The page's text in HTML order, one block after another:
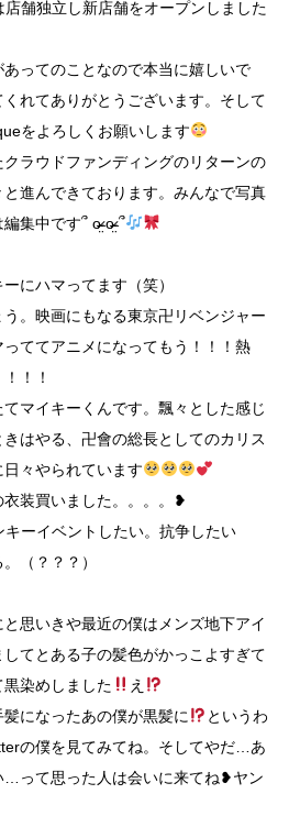
舗独立し新店舗をオープンしました
ってのことなので本当に嬉しいで
れてありがとうございます。そして
をよろしくお願いします
ラウドファンディングのリターンの
進んできております。みんなで写真
集中です՞ o̴̶̷̤ o̴̶̷̤ ՞
にハマってます（笑）
。映画にもなる東京卍リベンジャー
ててアニメになってもう！！！熱
！！
マイキーくんです。飄々とした感じ
はやる、卍會の総長としてのカリス
々やられています
装買いました。。。。❥
ーイベントしたい。抗争したい
（？？？）
思いきや最近の僕はメンズ地下アイ
してとある子の髪色がかっこよすぎて
染めしました
え
になったあの僕が黒髪に
というわ
の僕を見てみてね。そしてやだ…あ
って思った人は会いに来てね❥ヤン